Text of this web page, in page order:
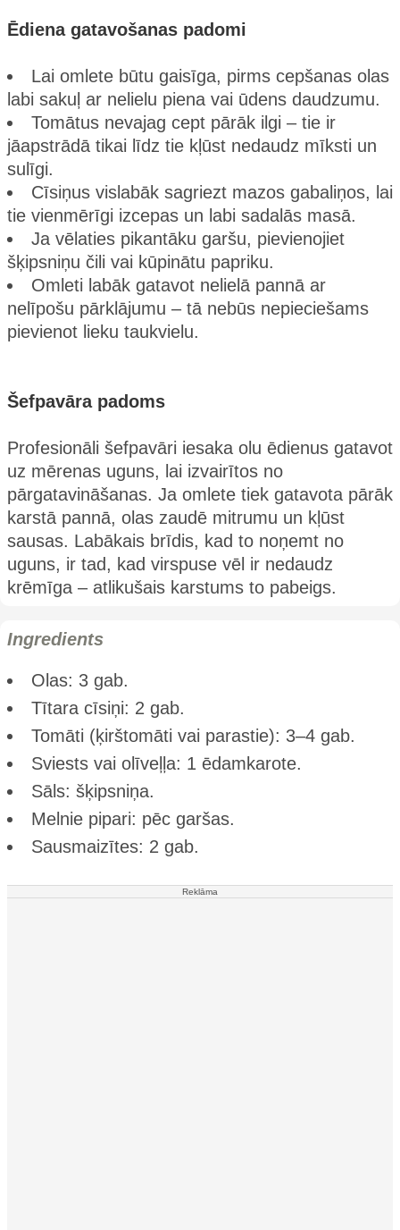
Ēdiena gatavošanas padomi
Lai omlete būtu gaisīga, pirms cepšanas olas
labi sakuļ ar nelielu piena vai ūdens daudzumu.
Tomātus nevajag cept pārāk ilgi – tie ir
jāapstrādā tikai līdz tie kļūst nedaudz mīksti un
sulīgi.
Cīsiņus vislabāk sagriezt mazos gabaliņos, lai
tie vienmērīgi izcepas un labi sadalās masā.
Ja vēlaties pikantāku garšu, pievienojiet
šķipsniņu čili vai kūpinātu papriku.
Omleti labāk gatavot nelielā pannā ar
nelīpošu pārklājumu – tā nebūs nepieciešams
pievienot lieku taukvielu.
Šefpavāra padoms
Profesionāli šefpavāri iesaka olu ēdienus gatavot
uz mērenas uguns, lai izvairītos no
pārgatavināšanas. Ja omlete tiek gatavota pārāk
karstā pannā, olas zaudē mitrumu un kļūst
sausas. Labākais brīdis, kad to noņemt no
uguns, ir tad, kad virspuse vēl ir nedaudz
krēmīga – atlikušais karstums to pabeigs.
Ingredients
Olas: 3 gab.
Tītara cīsiņi: 2 gab.
Tomāti (ķirštomāti vai parastie): 3–4 gab.
Sviests vai olīveļļa: 1 ēdamkarote.
Sāls: šķipsniņa.
Melnie pipari: pēc garšas.
Sausmaizītes: 2 gab.
Reklāma